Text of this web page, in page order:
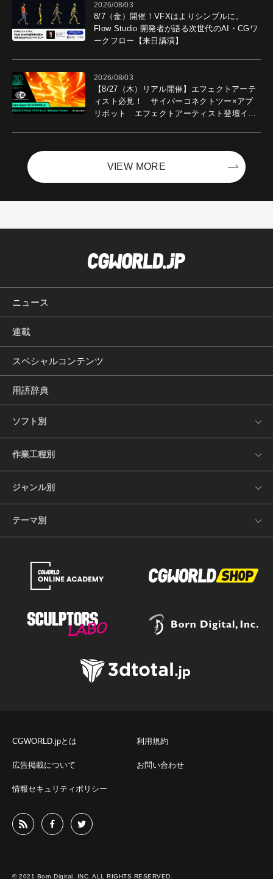
2026/08/03
8/7（金）開催！VFXはよりシンプルに。
Flow Studio 開発者が語る次世代のAI・CGワ
ークフロー【来日講演】
2026/08/03
【8/27（木）リアル開催】エフェクトアーテ
ィスト必見！ サイバーコネクトツー×アプ
リボット エフェクトアーティスト登壇イベ
VIEW MORE
ニュース
連載
スペシャルコンテンツ
用語辞典
ソフト別
作業工程別
ジャンル別
テーマ別
CGWORLD.jpとは 利用規約
広告掲載について お問い合わせ
情報セキュリティポリシー
© 2021 Born Digital, INC. ALL RIGHTS RESERVED.